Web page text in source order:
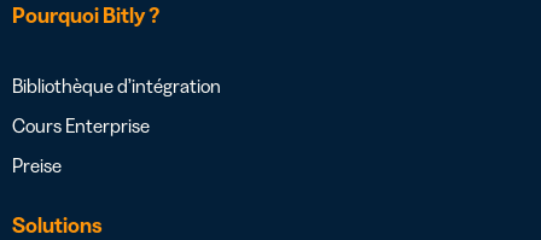
Pourquoi Bitly ?
Bibliothèque d’intégration
Cours Enterprise
Preise
Solutions